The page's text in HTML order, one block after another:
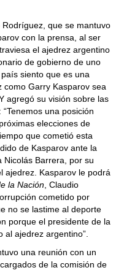
que se mantuvo
con la prensa, al ser
el ajedrez argentino
de gobierno de uno
siento que es una
Garry Kasparov sea
agregó su visión sobre las
una posición
elecciones de
que cometió esta
de Kasparov ante la
Nicolás Barrera, por su
ajedrez. Kasparov le podrá
la Nación , Claudio
cometido por
no se lastime al deporte
porque el presidente de la
al ajedrez argentino”.
una reunión con un
de la comisión de